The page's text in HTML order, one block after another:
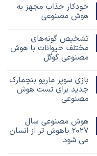
خودکار جذاب مجهز به
هوش مصنوعی
تشخیص گونه‌های
مختلف حیوانات با هوش
مصنوعی گوگل
بازی سوپر ماریو بنچمارک
جدید برای تست هوش
مصنوعی
هوش مصنوعی سال
۲۰۲۷ باهوش تر از انسان
می شود